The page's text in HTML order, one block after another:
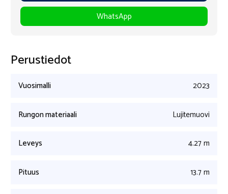
WhatsApp
Perustiedot
Vuosimalli 2023
Rungon materiaali Lujitemuovi
Leveys 4.27 m
Pituus 13.7 m